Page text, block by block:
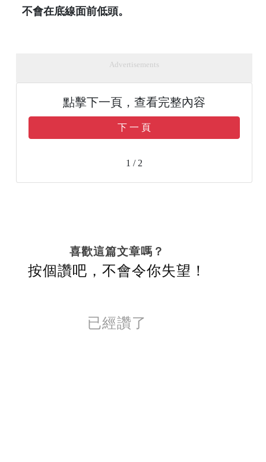
不會在底線面前低頭。
Advertisements
點擊下一頁，查看完整內容
下 一 頁
1 / 2
喜歡這篇文章嗎？
按個讚吧，不會令你失望！
已經讚了